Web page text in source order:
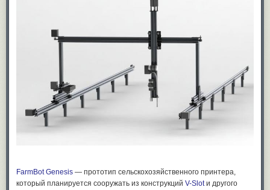
FarmBot Genesis — прототип сельскохозяйственного принтера,
который планируется сооружать из конструкций V-Slotи другого